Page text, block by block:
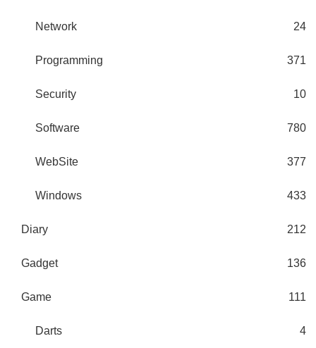
Network 24
Programming 371
Security 10
Software 780
WebSite 377
Windows 433
Diary 212
Gadget 136
Game 111
Darts 4